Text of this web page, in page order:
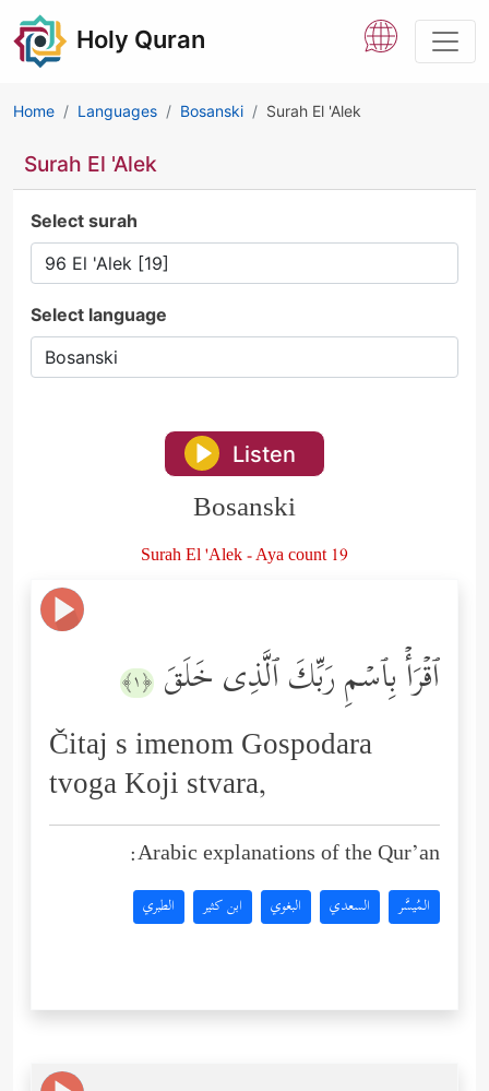
Holy Quran
Home Languages Bosanski Surah El 'Alek
Surah El 'Alek
Select surah
Select language
Listen
Bosanski
Surah El 'Alek - Aya count 19
ٱقۡرَأۡ بِٱسۡمِ رَبِّكَ ٱلَّذِی خَلَقَ ﴿١﴾
Čitaj s imenom Gospodara
tvoga Koji stvara,
Arabic explanations of the Qur’an:
المُيسَّر السعدي البغوي ابن كثير الطبري